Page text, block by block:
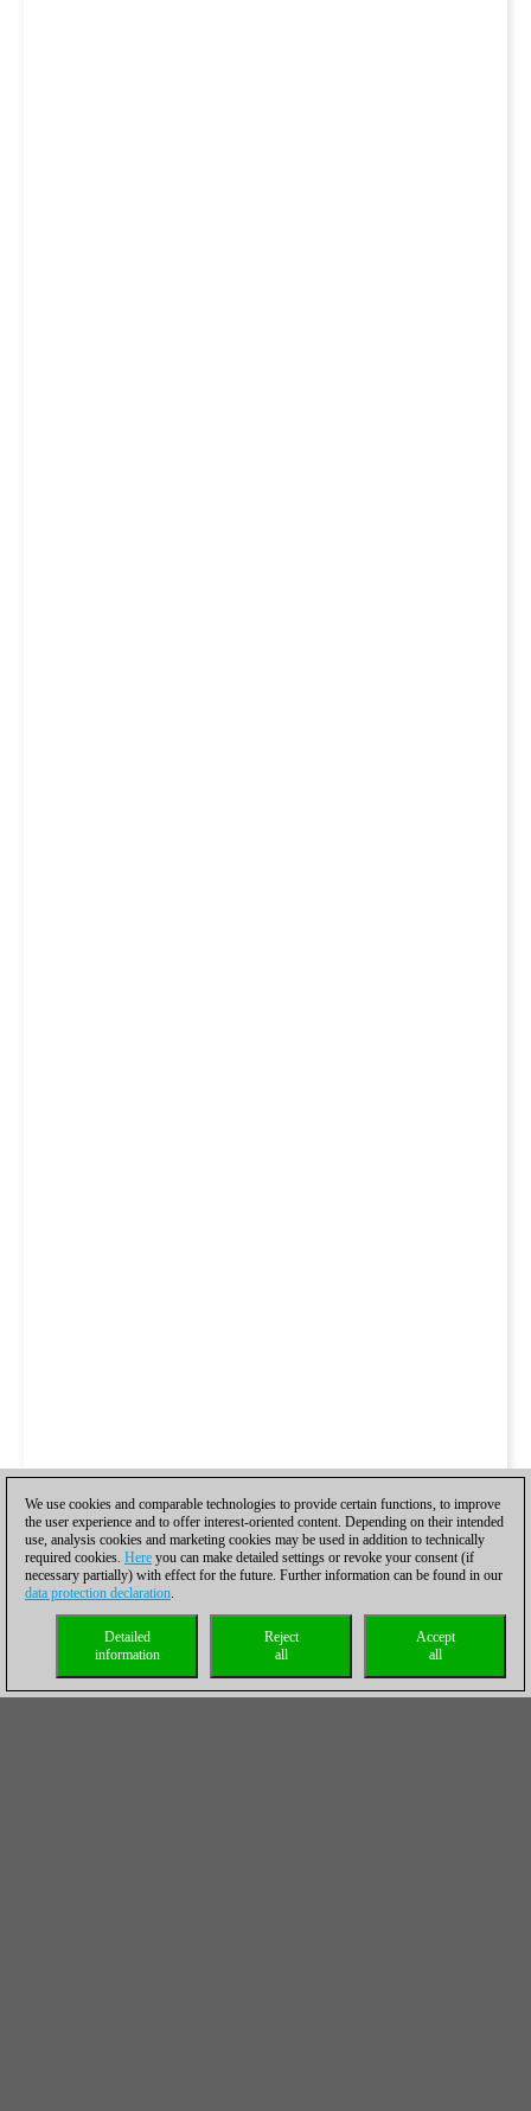
We use cookies and comparable technologies to provide certain functions, to improve
the user experience and to offer interest-oriented content. Depending on their intended
use, analysis cookies and marketing cookies may be used in addition to technically
required cookies. Here you can make detailed settings or revoke your consent (if
necessary partially) with effect for the future. Further information can be found in our
data protection declaration.
Accept
all
Reject
all
Detailed
information